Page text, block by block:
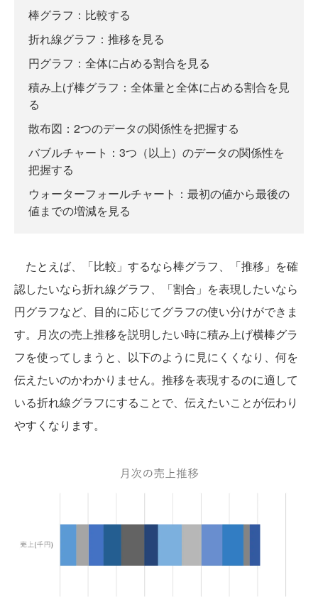
棒グラフ：比較する
折れ線グラフ：推移を見る
円グラフ：全体に占める割合を見る
積み上げ棒グラフ：全体量と全体に占める割合を見
る
散布図：2つのデータの関係性を把握する
バブルチャート：3つ（以上）のデータの関係性を
把握する
ウォーターフォールチャート：最初の値から最後の
値までの増減を見る
たとえば、「比較」するなら棒グラフ、「推移」を確
認したいなら折れ線グラフ、「割合」を表現したいなら
円グラフなど、目的に応じてグラフの使い分けができま
す。月次の売上推移を説明したい時に積み上げ横棒グラ
フを使ってしまうと、以下のように見にくくなり、何を
伝えたいのかわかりません。推移を表現するのに適して
いる折れ線グラフにすることで、伝えたいことが伝わり
やすくなります。